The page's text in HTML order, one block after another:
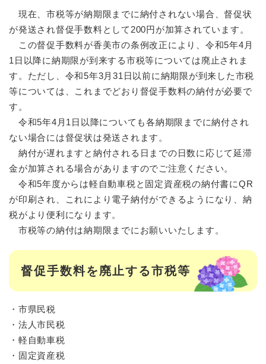
現在、市税等が納期限までに納付されない場合、督促状
が発送され督促手数料として200円が加算されています。
この督促手数料が香美市の条例改正により、令和5年4月
1日以降に納期限が到来する市税等については廃止されま
す。ただし、令和5年3月31日以前に納期限が到来した市税
等については、これまでどおり督促手数料の納付が必要で
す。
令和5年4月1日以降についても各納期限までに納付され
ない場合には督促状は発送されます。
納付が遅れますと納付される日までの日数に応じて延滞
金が加算される場合がありますのでご注意ください。
令和5年度からは軽自動車税と固定資産税の納付書にQR
が印刷され、これにより電子納付ができるようになり、納
税がより便利になります。
市税等の納付は納期限までにお願いいたします。
督促手数料を廃止する市税等
・市県民税
・法人市民税
・軽自動車税
・固定資産税